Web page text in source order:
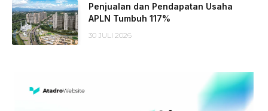
Penjualan dan Pendapatan Usaha
APLN Tumbuh 117%
30 JULI 2026